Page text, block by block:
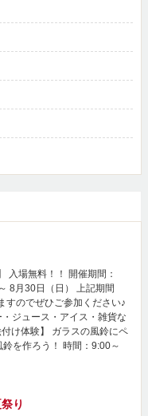
入場無料！！ 開催期間：
8月30日（日） 上記期間
すのでぜひご参加ください♪
ジュース・アイス・雑貨な
け体験】 ガラスの風鈴にペ
を作ろう！ 時間：9:00～
り